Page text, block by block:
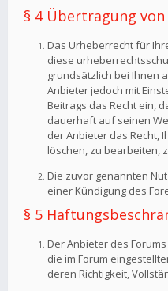
§ 4 Übertragung
Das Urheberrecht für
diese
grundsätzlich bei Ihnen
Anbieter jedoch mit
Beitrags das Recht ein,
dauerhaft auf seinen
der Anbieter das Recht,
löschen, zu bearbeiten,
Die zuvor genannten
einer Kündigung des
§ 5
Der Anbieter des
die im Forum
deren Richtigkeit,